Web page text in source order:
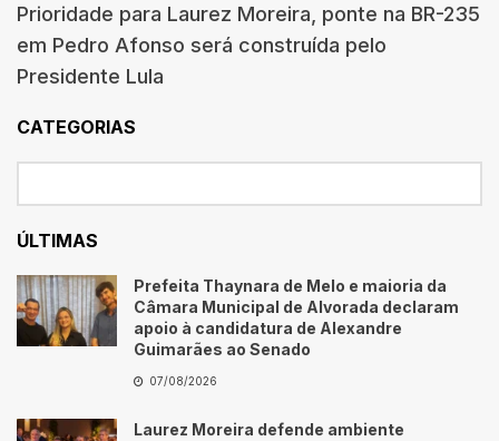
Prioridade para Laurez Moreira, ponte na BR-235
em Pedro Afonso será construída pelo
Presidente Lula
CATEGORIAS
ÚLTIMAS
Prefeita Thaynara de Melo e maioria da
Câmara Municipal de Alvorada declaram
apoio à candidatura de Alexandre
Guimarães ao Senado
07/08/2026
Laurez Moreira defende ambiente